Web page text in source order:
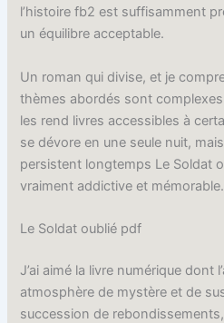
l’histoire fb2 est suffisamment
un équilibre acceptable.
Un roman qui divise, et je
thèmes abordés sont
les rend livres accessibles à
se dévore en une seule nuit,
persistent longtemps Le Soldat
vraiment addictive et mémorable.
Le Soldat oublié pdf
J’ai aimé la livre numérique dont
atmosphère de mystère et de
succession de